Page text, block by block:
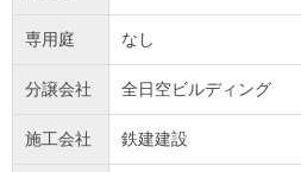
専用庭 なし
分譲会社 全日空ビルディング
施工会社 鉄建建設